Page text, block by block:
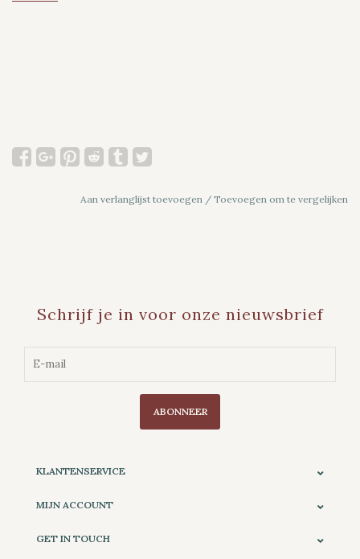
Aan verlanglijst toevoegen / Toevoegen om te vergelijken
Schrijf je in voor onze nieuwsbrief
ABONNEER
KLANTENSERVICE
MIJN ACCOUNT
GET IN TOUCH